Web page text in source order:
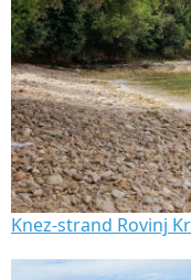
Knez-strand Rovinj